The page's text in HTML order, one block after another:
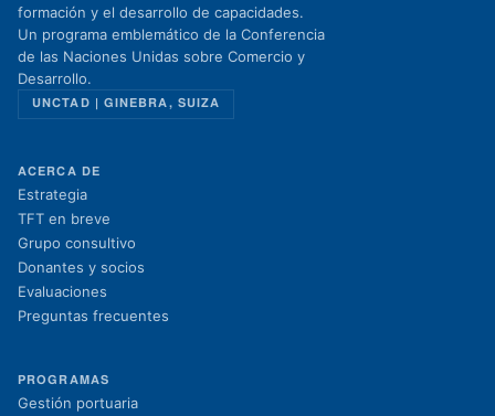
formación y el desarrollo de capacidades.
Un programa emblemático de la Conferencia
de las Naciones Unidas sobre Comercio y
Desarrollo.
UNCTAD | GINEBRA, SUIZA
ACERCA DE
Estrategia
TFT en breve
Grupo consultivo
Donantes y socios
Evaluaciones
Preguntas frecuentes
PROGRAMAS
Gestión portuaria